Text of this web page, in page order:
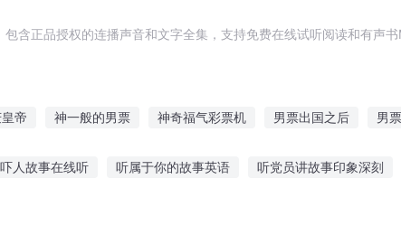
含正品授权的连播声音和文字全集，支持免费在线试听阅读和有声书
帝 神一般的男票 神奇福气彩票机 男票出国之后 男
人故事在线听 听属于你的故事英语 听党员讲故事印象深刻